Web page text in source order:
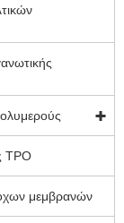
TPO
μεμβρανών